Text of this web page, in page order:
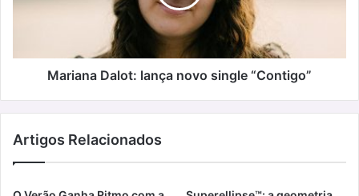
Mariana Dalot: lança novo single “Contigo”
Artigos Relacionados